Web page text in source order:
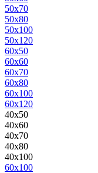
50x70
50x80
50x100
50x120
60x50
60x60
60x70
60x80
60x100
60x120
40x50
40x60
40x70
40x80
40x100
60x100